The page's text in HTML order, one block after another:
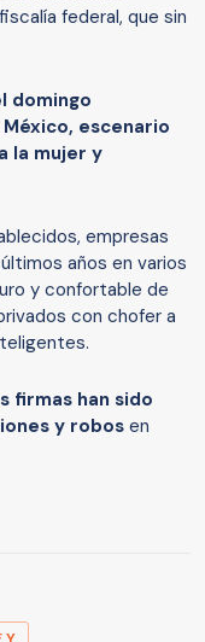
federal, que sin
domingo
escenario
la mujer y
empresas
años en varios
y confortable de
con chofer a
firmas han sido
y robos en